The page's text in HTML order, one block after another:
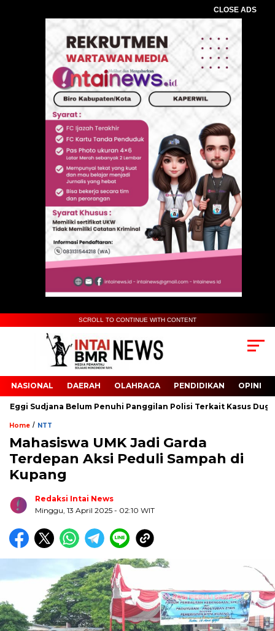
CLOSE ADS
SCROLL TO CONTINUE WITH CONTENT
NASIONAL DAERAH OLAHRAGA PENDIDIKAN OPINI
Sudjana Belum Penuhi Panggilan Polisi Terkait Kasus Dugaan
Home / NTT
Mahasiswa UMK Jadi Garda
Terdepan Aksi Peduli Sampah di
Kupang
Redaksi Intai News
Minggu, 13 April 2025 - 02:10 WIT
Biru Kuning Geometris Modern Rekrutmen Staf
Kantor Poster Horizontal